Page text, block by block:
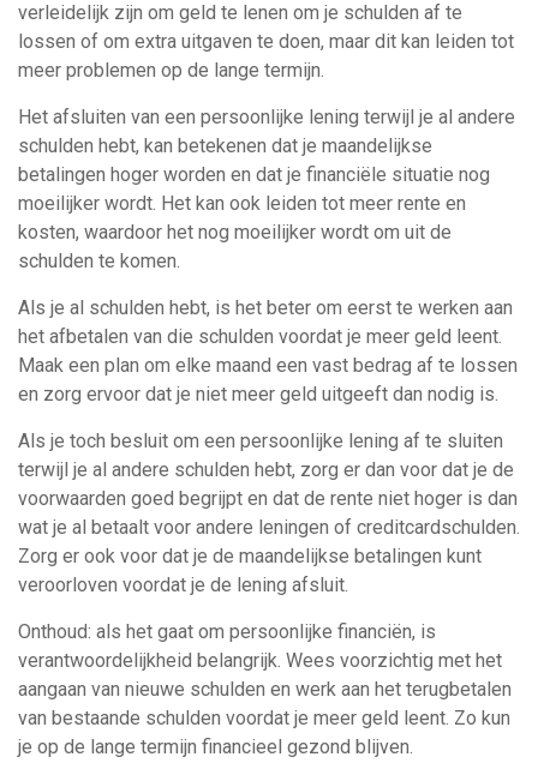
verleidelijk zijn om geld te lenen om je schulden af te
lossen of om extra uitgaven te doen, maar dit kan leiden tot
meer problemen op de lange termijn.
Het afsluiten van een persoonlijke lening terwijl je al andere
schulden hebt, kan betekenen dat je maandelijkse
betalingen hoger worden en dat je financiële situatie nog
moeilijker wordt. Het kan ook leiden tot meer rente en
kosten, waardoor het nog moeilijker wordt om uit de
schulden te komen.
Als je al schulden hebt, is het beter om eerst te werken aan
het afbetalen van die schulden voordat je meer geld leent.
Maak een plan om elke maand een vast bedrag af te lossen
en zorg ervoor dat je niet meer geld uitgeeft dan nodig is.
Als je toch besluit om een persoonlijke lening af te sluiten
terwijl je al andere schulden hebt, zorg er dan voor dat je de
voorwaarden goed begrijpt en dat de rente niet hoger is dan
wat je al betaalt voor andere leningen of creditcardschulden.
Zorg er ook voor dat je de maandelijkse betalingen kunt
veroorloven voordat je de lening afsluit.
Onthoud: als het gaat om persoonlijke financiën, is
verantwoordelijkheid belangrijk. Wees voorzichtig met het
aangaan van nieuwe schulden en werk aan het terugbetalen
van bestaande schulden voordat je meer geld leent. Zo kun
je op de lange termijn financieel gezond blijven.